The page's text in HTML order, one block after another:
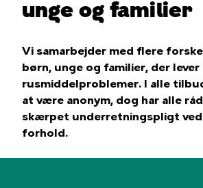
unge og familier
Vi samarbejder med flere
børn, unge og familier, der lever
rusmiddelproblemer. I alle
at være anonym, dog har alle
skærpet underretningspligt ved
forhold.